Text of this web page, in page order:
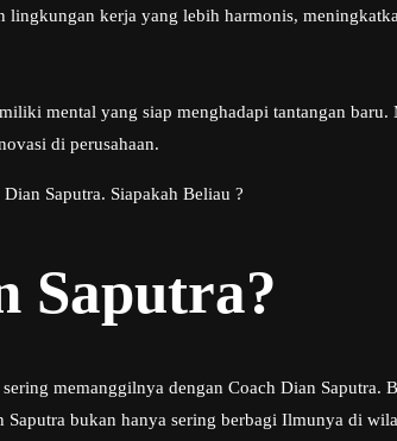
kerja yang lebih harmonis,
mental yang siap menghadapi tantangan
di perusahaan.
Saputra. Siapakah Beliau ?
Saputra?
memanggilnya dengan Coach Dian
bukan hanya sering berbagi Ilmunya di